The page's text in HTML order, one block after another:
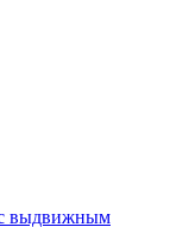
с выдвижным